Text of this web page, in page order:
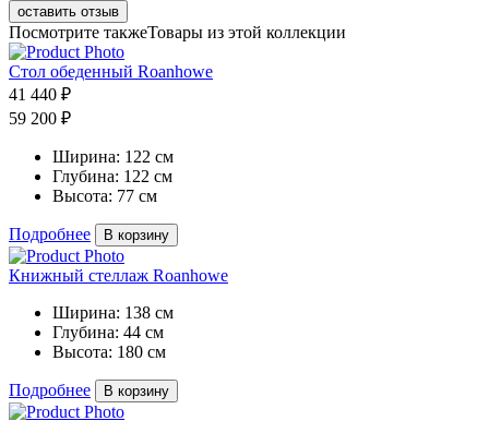
оставить отзыв
Посмотрите такжеТовары из этой коллекции
Стол обеденный Roanhowe
41 440 ₽
59 200 ₽
Ширина: 122 см
Глубина: 122 см
Высота: 77 см
Подробнее В корзину
Книжный стеллаж Roanhowe
Ширина: 138 см
Глубина: 44 см
Высота: 180 см
Подробнее В корзину